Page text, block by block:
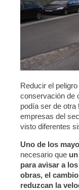
Reducir el
conservación de
podía ser de otra
empresas del
visto diferentes
Uno de los
necesario que
para avisar a
obras, el
reduzcan la